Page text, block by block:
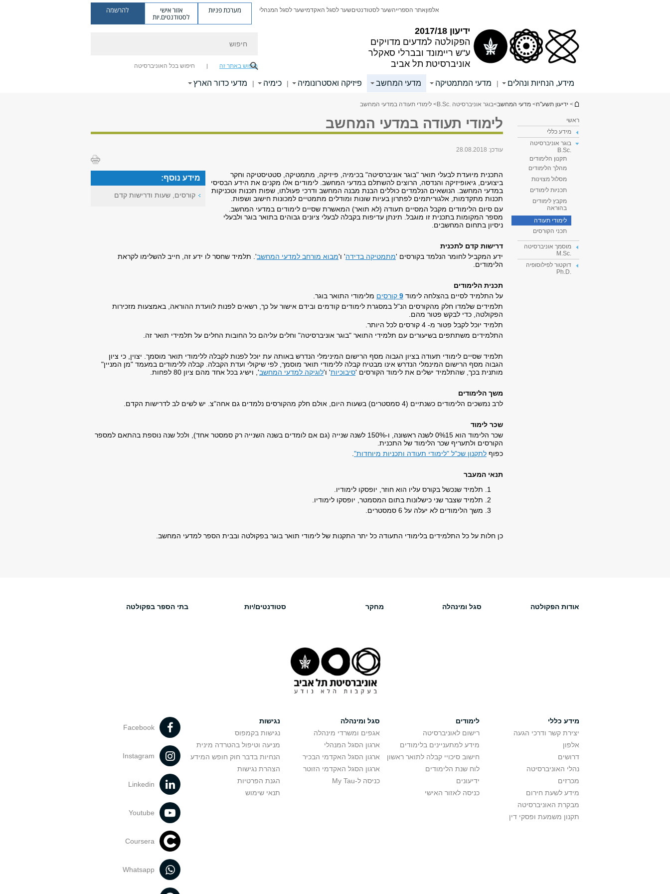
ידיעון 2017/18
הפקולטה למדעים מדויקים
ע"ש ריימונד ובברלי סאקלר
אוניברסיטת תל אביב
אלפוןאתר הספרייהשער לסטודנטיםשער לסגל האקדמישער לסגל המנהלי מערכת פניות אזור אישי
לסטודנטים.יות
להרשמה
חיפוש באתר זה חיפוש בכל האוניברסיטה
מידע, הנחיות ונהלים | מדעי המתמטיקה מדעי המחשב פיזיקה ואסטרונומיה | כימיה | מדעי כדור הארץ
הינך נמצא כאן
> ידיעון תשע"ח> מדעי המחשב>בוגר אוניברסיטה .B.Sc > לימודי תעודה במדעי המחשב
ראשי
מידע כללי
בוגר אוניברסיטה
.B.Sc
תקנון הלימודים
מהלך הלימודים
מסלול מצוינות
תכניות לימודים
מקבץ לימודים
בהוראה
לימודי תעודה
תכני הקורסים
מוסמך אוניברסיטה
.M.Sc
דוקטור לפילוסופיה
.Ph.D
לימודי תעודה במדעי המחשב
עודכן: 28.08.2018
מידע נוסף:
קורסים, שעות ודרישות קדם
התכנית מיועדת לבעלי תואר "בוגר אוניברסיטה" בכימיה, פיזיקה, מתמטיקה, סטטיסטיקה וחקר
ביצועים, גיאופיזיקה והנדסה, הרוצים להשתלם במדעי המחשב. לימודים אלו מקנים את הידע הבסיסי
במדעי המחשב. הנושאים הנלמדים כוללים הבנת מבנה המחשב ודרכי פעולתו, שפות תכנות וטכניקות
תכנות מתקדמות, אלגוריתמים לפתרון בעיות שונות ומודלים מתמטיים למכונות חישוב ושפות.
עם סיום הלימודים מקבל המסיים תעודה (לא תואר) המאשרת שסיים לימודים במדעי המחשב.
מספר המקומות בתכנית זו מוגבל. תינתן עדיפות בקבלה לבעלי ציונים גבוהים בתואר בוגר ולבעלי
ניסיון בתחום המחשבים.
דרישות קדם לתכנית
ידע המקביל לחומר הנלמד בקורסים 'מתמטיקה בדידה' ו'מבוא מורחב למדעי המחשב'. תלמיד שחסר לו ידע זה, חייב להשלימו לקראת
הלימודים.
תכנית הלימודים
על התלמיד לסיים בהצלחה לימוד 9 קורסים מלימודי התואר בוגר.
תלמידים שלמדו חלק מהקורסים הנ"ל במסגרת לימודים קודמים ובידם אישור על כך, רשאים לפנות לוועדת ההוראה, באמצעות מזכירות
הפקולטה, כדי לבקש פטור מהם.
תלמיד יוכל לקבל פטור מ- 4 קורסים לכל היותר.
התלמידים משתתפים בשיעורים עם תלמידי התואר "בוגר אוניברסיטה" וחלים עליהם כל החובות החלים על תלמידי תואר זה.
תלמיד שסיים לימודי תעודה בציון הגבוה מסף הרישום המינימלי הנדרש באותה עת יוכל לפנות לקבלה ללימודי תואר מוסמך. יצוין, כי ציון
הגבוה מסף הרישום המינמלי הנדרש אינו מבטיח קבלה ללימודי תואר מוסמך, לפי שיקולי ועדת הקבלה. קבלה ללימודים במעמד "מן המניין"
מותנית בכך, שהתלמיד ישלים את לימוד הקורסים 'סיבוכיות' ו'לוגיקה למדעי המחשב', וישיג בכל אחד מהם ציון 80 לפחות.
משך הלימודים
לרב נמשכים הלימודים כשנתיים (4 סמסטרים) בשעות היום, אולם חלק מהקורסים נלמדים גם אחה"צ. יש לשים לב לדרישות הקדם.
שכר לימוד
שכר הלימוד הוא 15
0%
לשנה ראשונה, ו-150% לשנה שנייה (גם אם לומדים בשנה השנייה רק סמסטר אחד), ולכל שנה נוספת בהתאם למספר
הקורסים ולתעריף שכר הלימוד של התכנית.
כפוף לתקנון שכ"ל "לימודי תעודה ותכניות מיוחדות"
תנאי המעבר
תלמיד שנכשל בקורס עליו הוא חוזר, יופסקו לימודיו.
תלמיד שצבר שני כישלונות בתום המסמטר, יופסקו לימודיו.
משך הלימודים לא יעלה על 6 סמסטרים.
כן חלות על כל התלמידים בלימודי התעודה כל יתר התקנות של לימודי תואר בוגר בפקולטה ובבית הספר למדעי המחשב.
אודות הפקולטה סגל ומינהלה מחקר סטודנטים/יות בתי הספר בפקולטה
מידע כללי
יצירת קשר ודרכי הגעה
אלפון
דרושים
נהלי האוניברסיטה
מכרזים
מידע לשעת חירום
מבקרת האוניברסיטה
תקנון משמעת ופסקי דין
לימודים
רישום לאוניברסיטה
מידע למתעניינים בלימודים
חישוב סיכויי קבלה לתואר ראשון
לוח שנת הלימודים
ידיעונים
כניסה לאזור האישי
סגל ומינהלה
אגפים ומשרדי מינהלה
ארגון הסגל המנהלי
ארגון הסגל האקדמי הבכיר
ארגון הסגל האקדמי הזוטר
כניסה ל-My Tau
נגישות
נגישות בקמפוס
מניעה וטיפול בהטרדה מינית
הנחיות בדבר חוק חופש המידע
הצהרת נגישות
הגנת הפרטיות
תנאי שימוש
Facebook
Instagram
Linkedin
Youtube
Coursera
Whatsapp